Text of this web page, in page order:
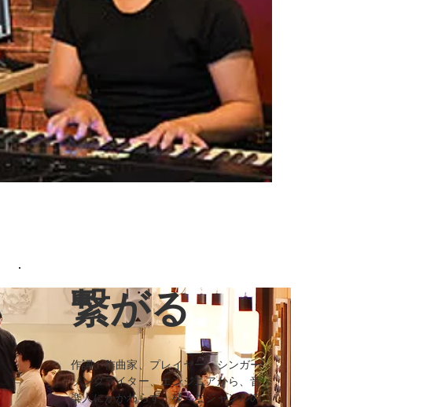
繋がる
作詞、作曲家、プレイヤー、シンガー
ソングライター、エンジニアから、音
楽人にかかわらず、様々なジャンルの